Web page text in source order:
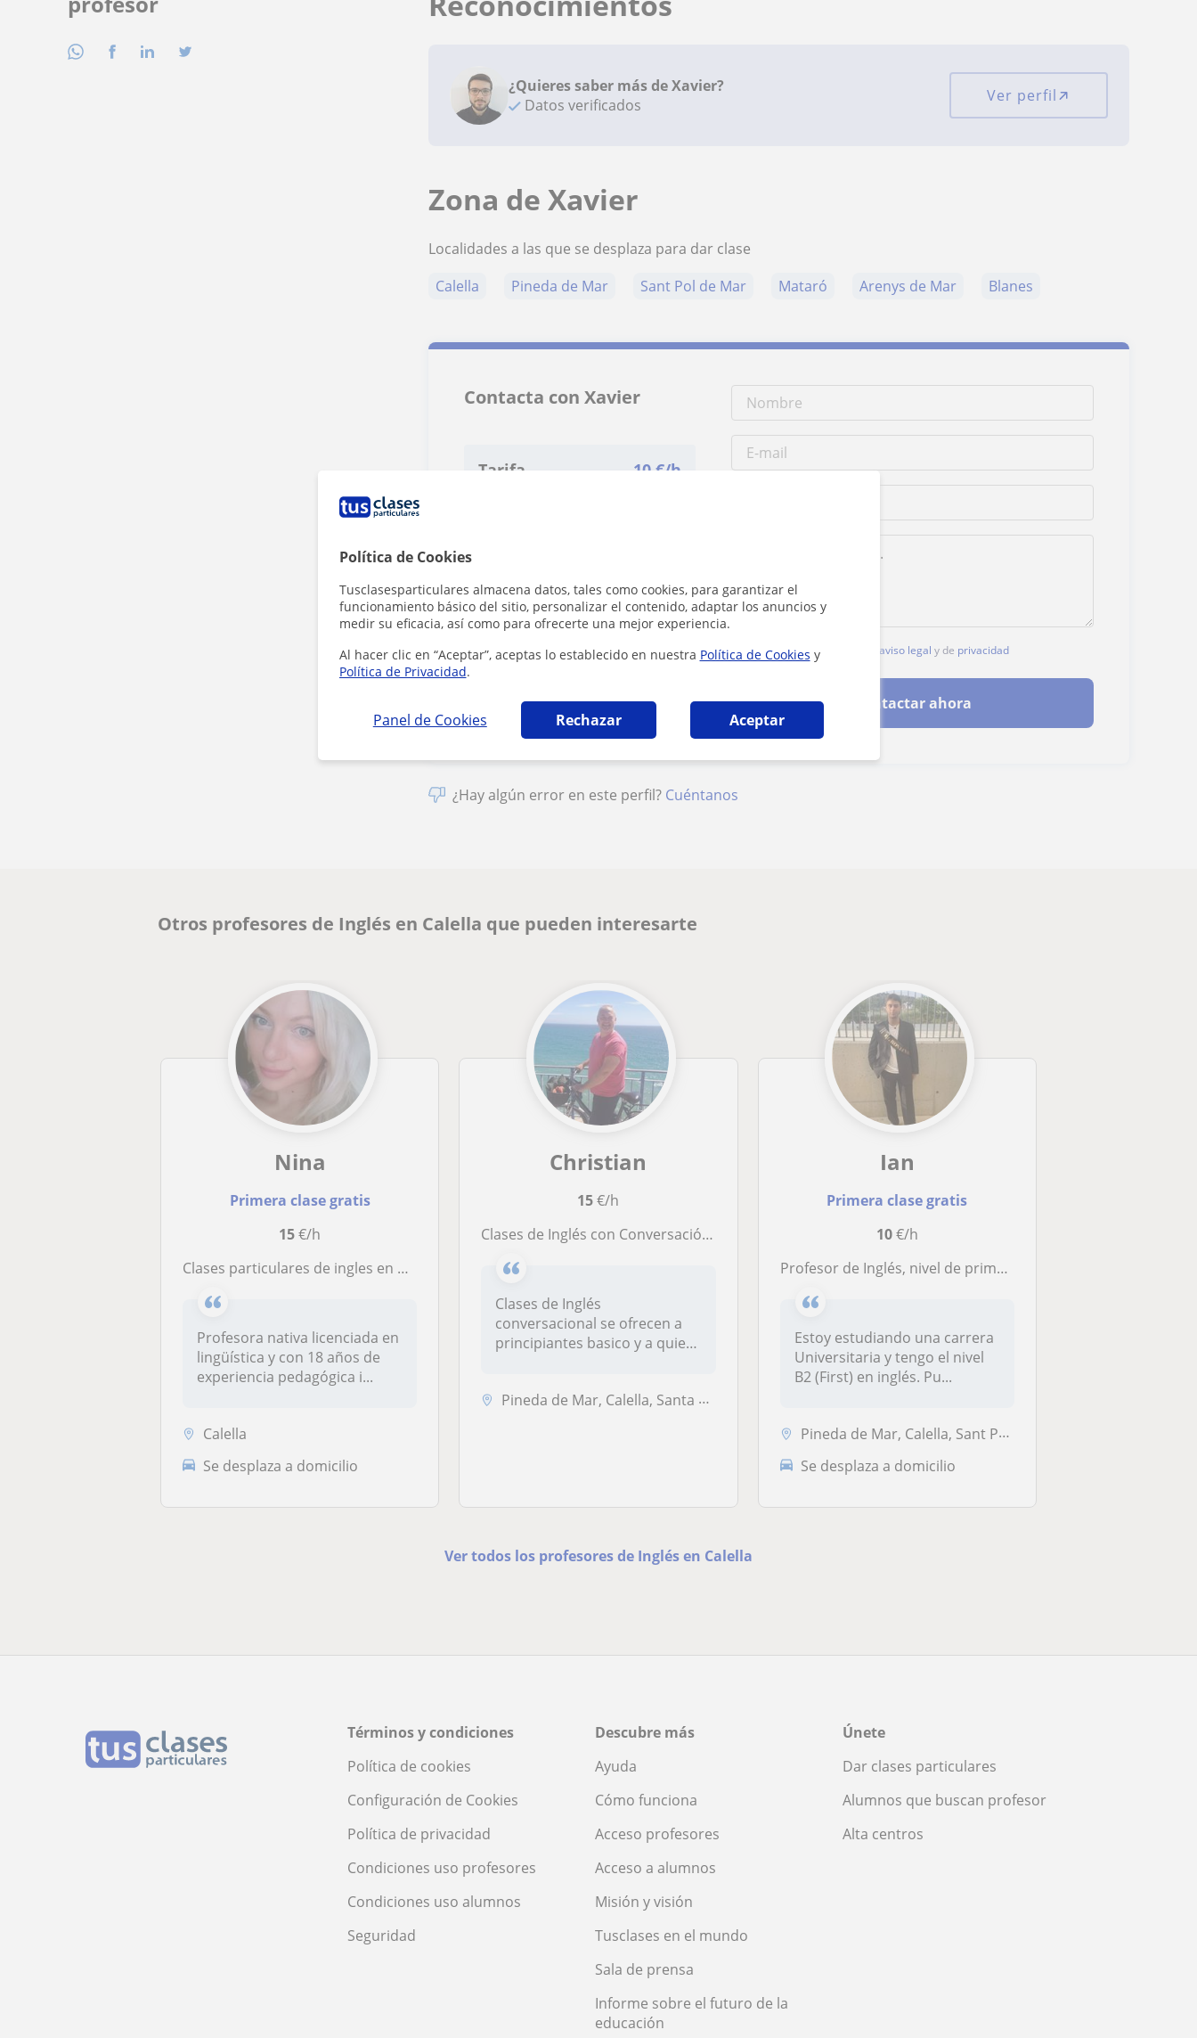
Política de Cookies
Tusclasesparticulares almacena datos, tales como cookies, para garantizar el
funcionamiento básico del sitio, personalizar el contenido, adaptar los anuncios y
medir su eficacia, así como para ofrecerte una mejor experiencia.
Al hacer clic en “Aceptar”, aceptas lo establecido en nuestra Política de Cookies y
Política de Privacidad.
Panel de Cookies Rechazar Aceptar
¿Quieres saber más de Xavier?
Datos verificados
Ver perfil
Zona de Xavier
Localidades a las que se desplaza para dar clase
Calella
Pineda de Mar Sant Pol de Mar Mataró Arenys de Mar Blanes
Contacta con Xavier
Tarifa 10 €/h
Al hacer clic, aceptas nuestro aviso legal y de privacidad
Contactar ahora
¿Hay algún error en este perfil? Cuéntanos
Otros profesores de Inglés en Calella que pueden interesarte
Nina
Primera clase gratis
15€/h
Clases particulares de ingles en Calella
Profesora nativa licenciada en
lingüística y con 18 años de
experiencia pedagógica i...
Calella
Se desplaza a domicilio
Christian
15€/h
Clases de Inglés con Conversaciónes y Arte y Artesania (dibujar y pintar) en Inglés
Clases de Inglés
conversacional se ofrecen a
principiantes basico y a quien
Pineda de Mar, Calella, Santa Susanna, Arenys de Mar, Malgrat de Mar
Ian
Primera clase gratis
10€/h
Profesor de Inglés, nivel de primaria o secundaria
Estoy estudiando una carrera
Universitaria y tengo el nivel
B2 (First) en inglés. Pu...
Pineda de Mar, Calella, Sant Pol de Mar, Santa Susanna, Canet de Mar, ...
Se desplaza a domicilio
Ver todos los profesores de Inglés en Calella
Términos y condiciones
Política de cookies
Configuración de Cookies
Política de privacidad
Condiciones uso profesores
Condiciones uso alumnos
Seguridad
Descubre más
Ayuda
Cómo funciona
Acceso profesores
Acceso a alumnos
Misión y visión
Tusclases en el mundo
Sala de prensa
Informe sobre el futuro de la
educación
Únete
Dar clases particulares
Alumnos que buscan profesor
Alta centros